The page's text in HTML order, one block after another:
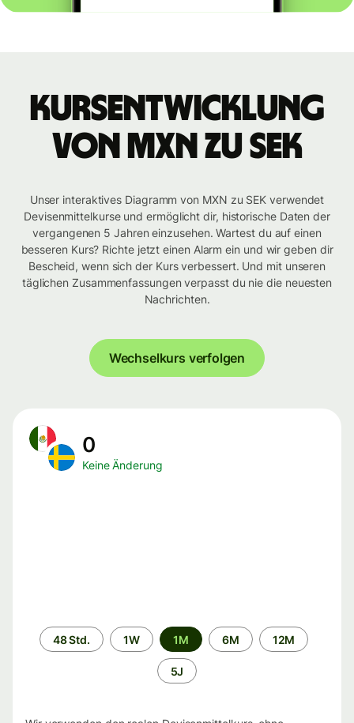
Kursentwicklung
von MXN zu SEK
Unser interaktives Diagramm von MXN zu SEK verwendet
Devisenmittelkurse und ermöglicht dir, historische Daten der
vergangenen 5 Jahren einzusehen. Wartest du auf einen
besseren Kurs? Richte jetzt einen Alarm ein und wir geben dir
Bescheid, wenn sich der Kurs verbessert. Und mit unseren
täglichen Zusammenfassungen verpasst du nie die neuesten
Nachrichten.
Wechselkurs verfolgen
0
Keine Änderung
Zeitraum
48 Std. 1W 1M 6M 12M
5J